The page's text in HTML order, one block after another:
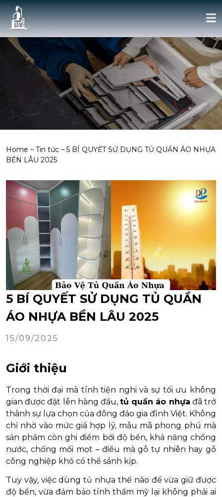
Home – Tin tức – 5 BÍ QUYẾT SỬ DỤNG TỦ QUẦN ÁO NHỰA
BỀN LÂU 2025
5 BÍ QUYẾT SỬ DỤNG TỦ QUẦN
ÁO NHỰA BỀN LÂU 2025
15/09/2025
Giới thiệu
Trong thời đại mà tính tiện nghi và sự tối ưu không
gian được đặt lên hàng đầu,tủ quần áo nhựa đã trở
thành sự lựa chọn của đông đảo gia đình Việt. Không
chỉ nhờ vào mức giá hợp lý, mẫu mã phong phú mà
sản phẩm còn ghi điểm bởi độ bền, khả năng chống
nước, chống mối mọt – điều mà gỗ tự nhiên hay gỗ
công nghiệp khó có thể sánh kịp.
Tuy vậy, việc dùng tủ nhựa thế nào để vừa giữ được
độ bền, vừa đảm bảo tính thẩm mỹ lại không phải ai